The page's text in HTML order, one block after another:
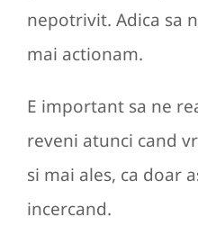
nepotrivit. Adica sa
mai actionam.
E important sa ne
reveni atunci cand
si mai ales, ca doar
incercand.